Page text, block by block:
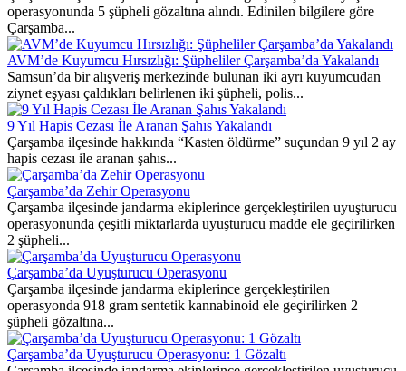
operasyonunda 5 şüpheli gözaltına alındı. Edinilen bilgilere göre
Çarşamba...
AVM’de Kuyumcu Hırsızlığı: Şüpheliler Çarşamba’da Yakalandı
Samsun’da bir alışveriş merkezinde bulunan iki ayrı kuyumcudan
ziynet eşyası çaldıkları belirlenen iki şüpheli, polis...
9 Yıl Hapis Cezası İle Aranan Şahıs Yakalandı
Çarşamba ilçesinde hakkında “Kasten öldürme” suçundan 9 yıl 2 ay
hapis cezası ile aranan şahıs...
Çarşamba’da Zehir Operasyonu
Çarşamba ilçesinde jandarma ekiplerince gerçekleştirilen uyuşturucu
operasyonunda çeşitli miktarlarda uyuşturucu madde ele geçirilirken
2 şüpheli...
Çarşamba’da Uyuşturucu Operasyonu
Çarşamba ilçesinde jandarma ekiplerince gerçekleştirilen
operasyonda 918 gram sentetik kannabinoid ele geçirilirken 2
şüpheli gözaltına...
Çarşamba’da Uyuşturucu Operasyonu: 1 Gözaltı